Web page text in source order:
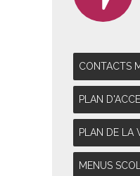
CONTACTS
PLAN
PLAN DE LA
MENUS